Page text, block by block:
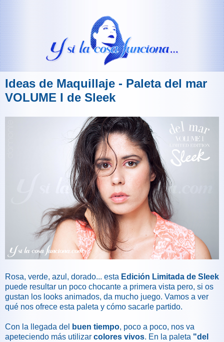
Ideas de Maquillaje - Paleta del mar
VOLUME I de Sleek
Rosa, verde, azul, dorado... esta Edición Limitada de Sleek
puede resultar un poco chocante a primera vista pero, si os
gustan los looks animados, da mucho juego. Vamos a ver
qué nos ofrece esta paleta y cómo sacarle partido.
Con la llegada del buen tiempo, poco a poco, nos va
apeteciendo más utilizar colores vivos. En la paleta "del